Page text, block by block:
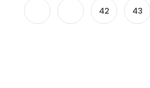
42 43